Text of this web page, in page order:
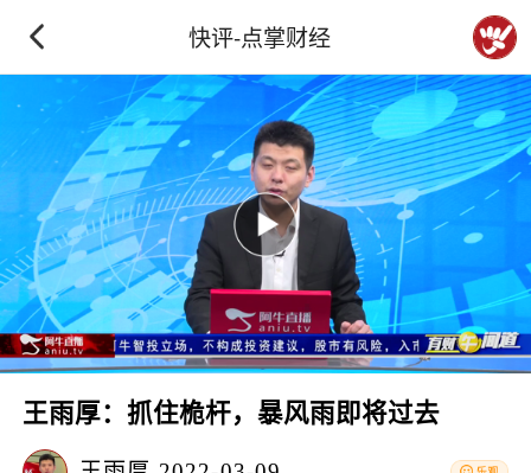
快评-点掌财经
王雨厚：抓住桅杆，暴风雨即将过去